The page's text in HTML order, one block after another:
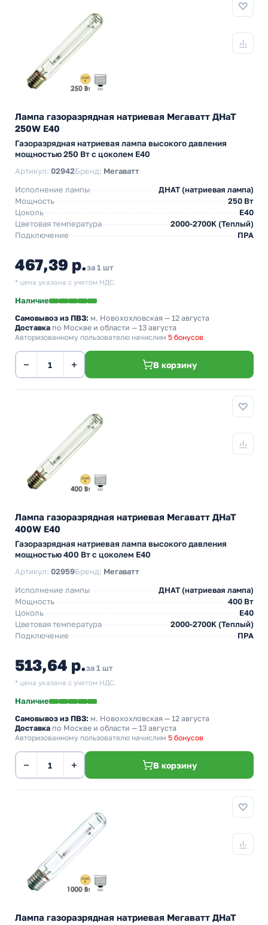
Лампа газоразрядная натриевая Мегаватт ДНаТ
250W E40
Газоразрядная натриевая лампа высокого давления
мощностью 250 Вт с цоколем E40
Артикул: 02942Бренд: Мегаватт
Исполнение лампы
ДНАТ (натриевая лампа)
Мощность
250 Вт
Цоколь
E40
Цветовая температура
2000-2700K (Теплый)
Подключение
ПРА
467,39 р.за 1 шт
* цена указана с учетом НДС.
Наличие
Самовывоз из ПВЗ: м. Новохохловская — 12 августа
Доставка по Москве и области — 13 августа
Авторизованному пользователю начислим 5 бонусов
− + В корзину
Лампа газоразрядная натриевая Мегаватт ДНаТ
400W E40
Газоразрядная натриевая лампа высокого давления
мощностью 400 Вт с цоколем E40
Артикул: 02959Бренд: Мегаватт
Исполнение лампы
ДНАТ (натриевая лампа)
Мощность
400 Вт
Цоколь
E40
Цветовая температура
2000-2700K (Теплый)
Подключение
ПРА
513,64 р.за 1 шт
* цена указана с учетом НДС.
Наличие
Самовывоз из ПВЗ: м. Новохохловская — 12 августа
Доставка по Москве и области — 13 августа
Авторизованному пользователю начислим 5 бонусов
− + В корзину
Лампа газоразрядная натриевая Мегаватт ДНаТ